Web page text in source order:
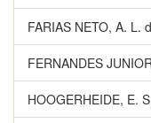
FARIAS NETO, A. L.
FERNANDES
HOOGERHEIDE, E.